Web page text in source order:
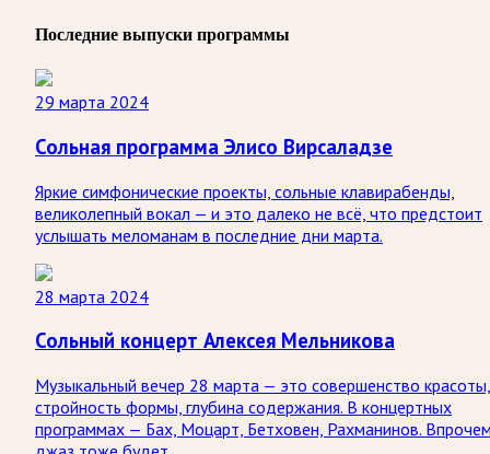
Последние выпуски программы
29 марта 2024
Сольная программа Элисо Вирсаладзе
Яркие симфонические проекты, сольные клавирабенды,
великолепный вокал — и это далеко не всё, что предстоит
услышать меломанам в последние дни марта.
28 марта 2024
Сольный концерт Алексея Мельникова
Музыкальный вечер 28 марта — это совершенство красоты,
стройность формы, глубина содержания. В концертных
программах — Бах, Моцарт, Бетховен, Рахманинов.